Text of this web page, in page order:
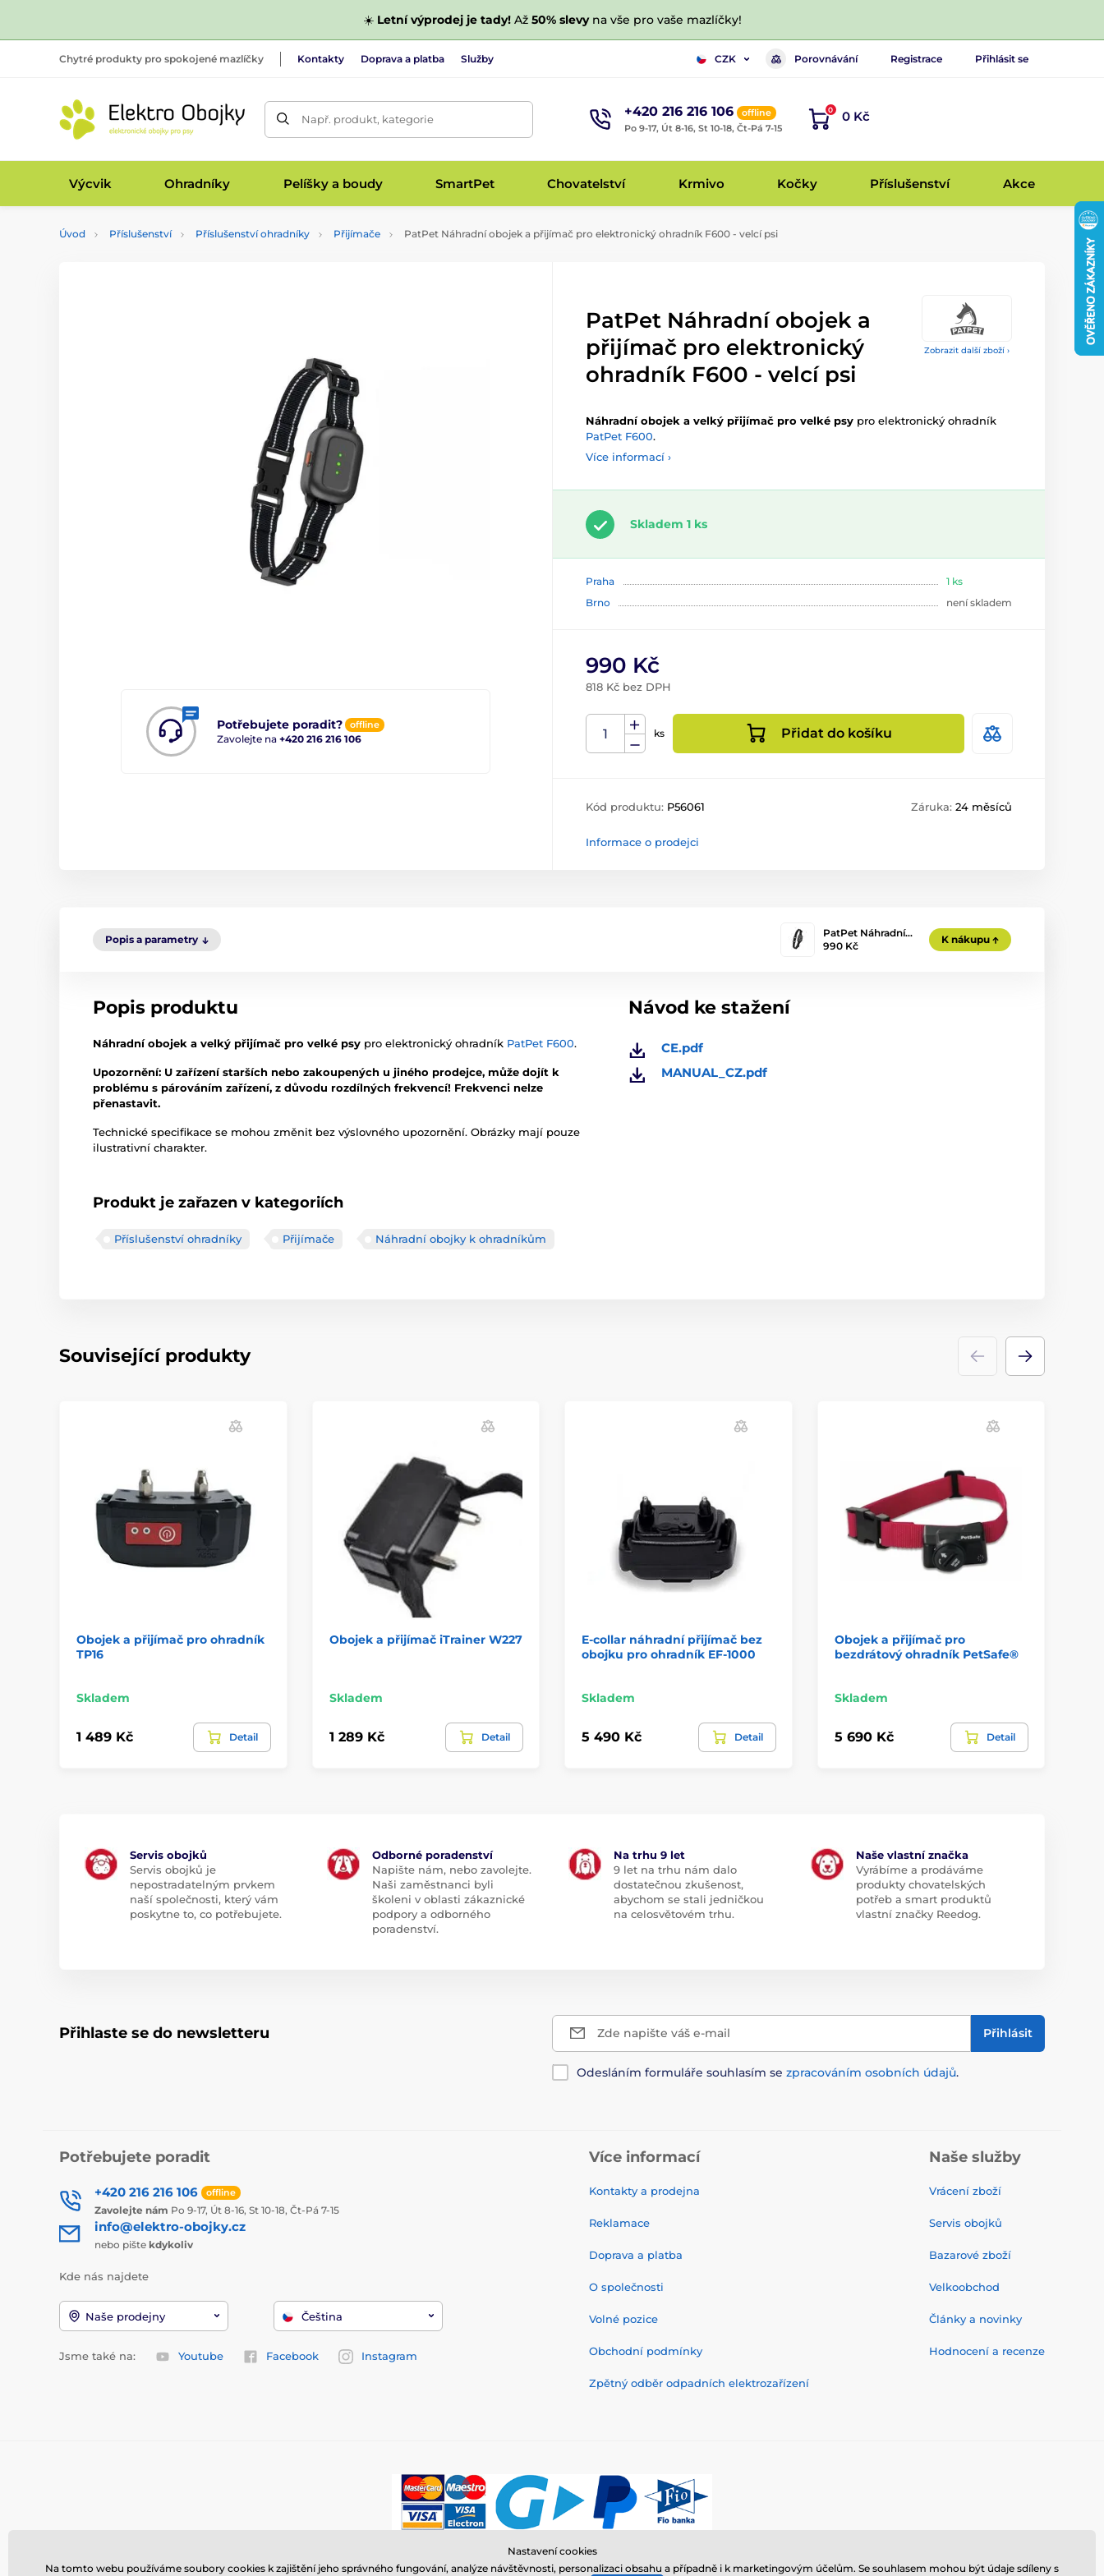
☀️ Letní výprodej je tady!Až 50% slevyna vše pro vaše mazlíčky!
Chytré produkty pro spokojené mazlíčky Kontakty Doprava a platba Služby CZK Porovnávání Registrace Přihlásit se
Např. produkt, kategorie +420 216 216 106
offline
Po 9-17, Út 8-16, St 10-18, Čt-Pá 7-15
0 0 Kč
Výcvik Ohradníky Pelíšky a boudy SmartPet Chovatelství Krmivo Kočky Příslušenství Akce
Úvod Příslušenství Příslušenství ohradníky Přijímače PatPet Náhradní obojek a přijímač pro elektronický ohradník F600 - velcí psi
Zobrazit další zboží ›
Potřebujete poradit? offline
Zavolejte na +420 216 216 106
PatPet Náhradní obojek a
přijímač pro elektronický
ohradník F600 - velcí psi
Náhradní obojek a velký přijímač pro velké psy pro elektronický ohradník
PatPet F600.
Více informací ›
Skladem 1 ks
Praha
1 ks
Brno
není skladem
990 Kč
818 Kč bez DPH
ks Přidat do košíku
Kód produktu: P56061 Záruka: 24 měsíců
Informace o prodejci
Popis a parametry
PatPet Náhradní…
990 Kč
K nákupu
Popis produktu
Náhradní obojek a velký přijímač pro velké psy pro elektronický ohradník PatPet F600.
Upozornění: U zařízení starších nebo zakoupených u jiného prodejce, může dojít k
problému s párováním zařízení, z důvodu rozdílných frekvencí! Frekvenci nelze
přenastavit.
Technické specifikace se mohou změnit bez výslovného upozornění. Obrázky mají pouze
ilustrativní charakter.
Produkt je zařazen v kategoriích
Příslušenství ohradníky Přijímače Náhradní obojky k ohradníkům
Návod ke stažení
CE.pdf
MANUAL_CZ.pdf
Související produkty
Obojek a přijímač pro ohradník
TP16
Skladem
1 489 Kč Detail
Obojek a přijímač iTrainer W227
Skladem
1 289 Kč Detail
E-collar náhradní přijímač bez
obojku pro ohradník EF-1000
Skladem
5 490 Kč Detail
Obojek a přijímač pro
bezdrátový ohradník PetSafe®
Skladem
5 690 Kč Detail
Servis obojků
Servis obojků je
nepostradatelným prvkem
naší společnosti, který vám
poskytne to, co potřebujete.
Odborné poradenství
Napište nám, nebo zavolejte.
Naši zaměstnanci byli
školeni v oblasti zákaznické
podpory a odborného
poradenství.
Na trhu 9 let
9 let na trhu nám dalo
dostatečnou zkušenost,
abychom se stali jedničkou
na celosvětovém trhu.
Naše vlastní značka
Vyrábíme a prodáváme
produkty chovatelských
potřeb a smart produktů
vlastní značky Reedog.
Přihlaste se do newsletteru Zde napište váš e-mail Přihlásit
Odesláním formuláře souhlasím se zpracováním osobních údajů.
Potřebujete poradit
+420 216 216 106 offline
Zavolejte nám Po 9-17, Út 8-16, St 10-18, Čt-Pá 7-15
info@elektro-obojky.cz
nebo pište kdykoliv
Kde nás najdete
Naše prodejny Čeština
Jsme také na: Youtube Facebook Instagram
Více informací
Kontakty a prodejna
Reklamace
Doprava a platba
O společnosti
Volné pozice
Obchodní podmínky
Zpětný odběr odpadních elektrozařízení
Naše služby
Vrácení zboží
Servis obojků
Bazarové zboží
Velkoobchod
Články a novinky
Hodnocení a recenze
© 2026 www.elektro-obojky.cz ⦁ E-shop vytvořila
Nastavení cookies
Na tomto webu používáme soubory cookies k zajištění jeho správného fungování, analýze návštěvnosti, personalizaci obsahu a případně i k marketingovým účelům. Se souhlasem mohou být údaje sdíleny s